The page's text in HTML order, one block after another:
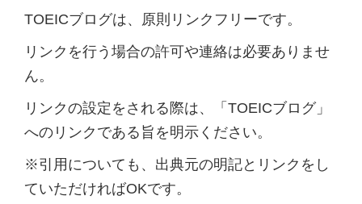
TOEICブログは、原則リンクフリーです。
リンクを行う場合の許可や連絡は必要ありませ
ん。
リンクの設定をされる際は、「TOEICブログ」
へのリンクである旨を明示ください。
※引用についても、出典元の明記とリンクをし
ていただければOKです。